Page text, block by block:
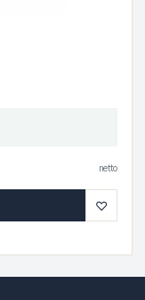
netto
♡